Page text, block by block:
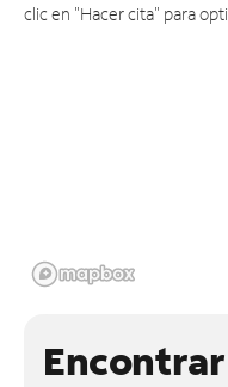
clic en "Hacer cita" para